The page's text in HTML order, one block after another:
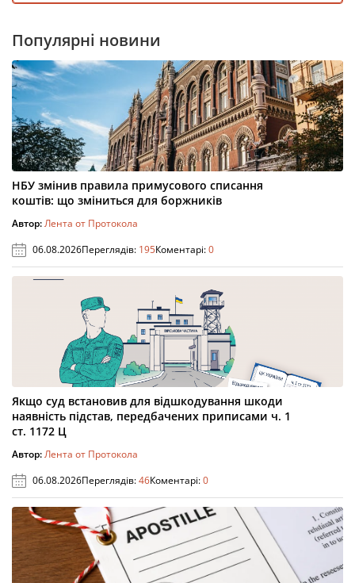
Популярні новини
НБУ змінив правила примусового списання
коштів: що зміниться для боржників
Автор:Лента от Протокола
06.08.2026Переглядів: 195Коментарі:0
Якщо суд встановив для відшкодування шкоди
наявність підстав, передбачених приписами ч. 1
ст. 1172 Ц
Автор:Лента от Протокола
06.08.2026Переглядів:46Коментарі:0